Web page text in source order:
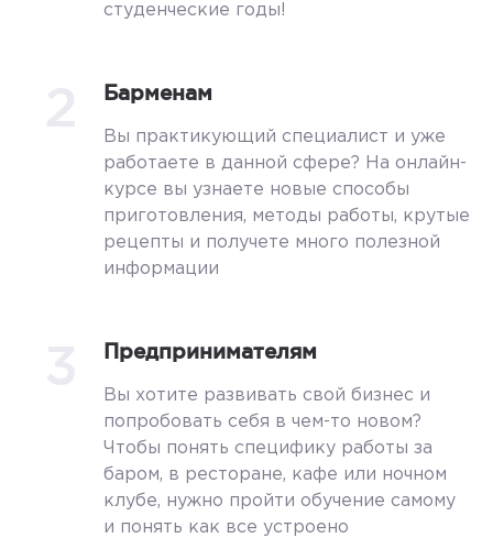
студенческие годы!
Барменам
Вы практикующий специалист и уже
работаете в данной сфере? На онлайн-
курсе вы узнаете новые способы
приготовления, методы работы, крутые
рецепты и получете много полезной
информации
Предпринимателям
Вы хотите развивать свой бизнес и
попробовать себя в чем-то новом?
Чтобы понять специфику работы за
баром, в ресторане, кафе или ночном
клубе, нужно пройти обучение самому
и понять как все устроено